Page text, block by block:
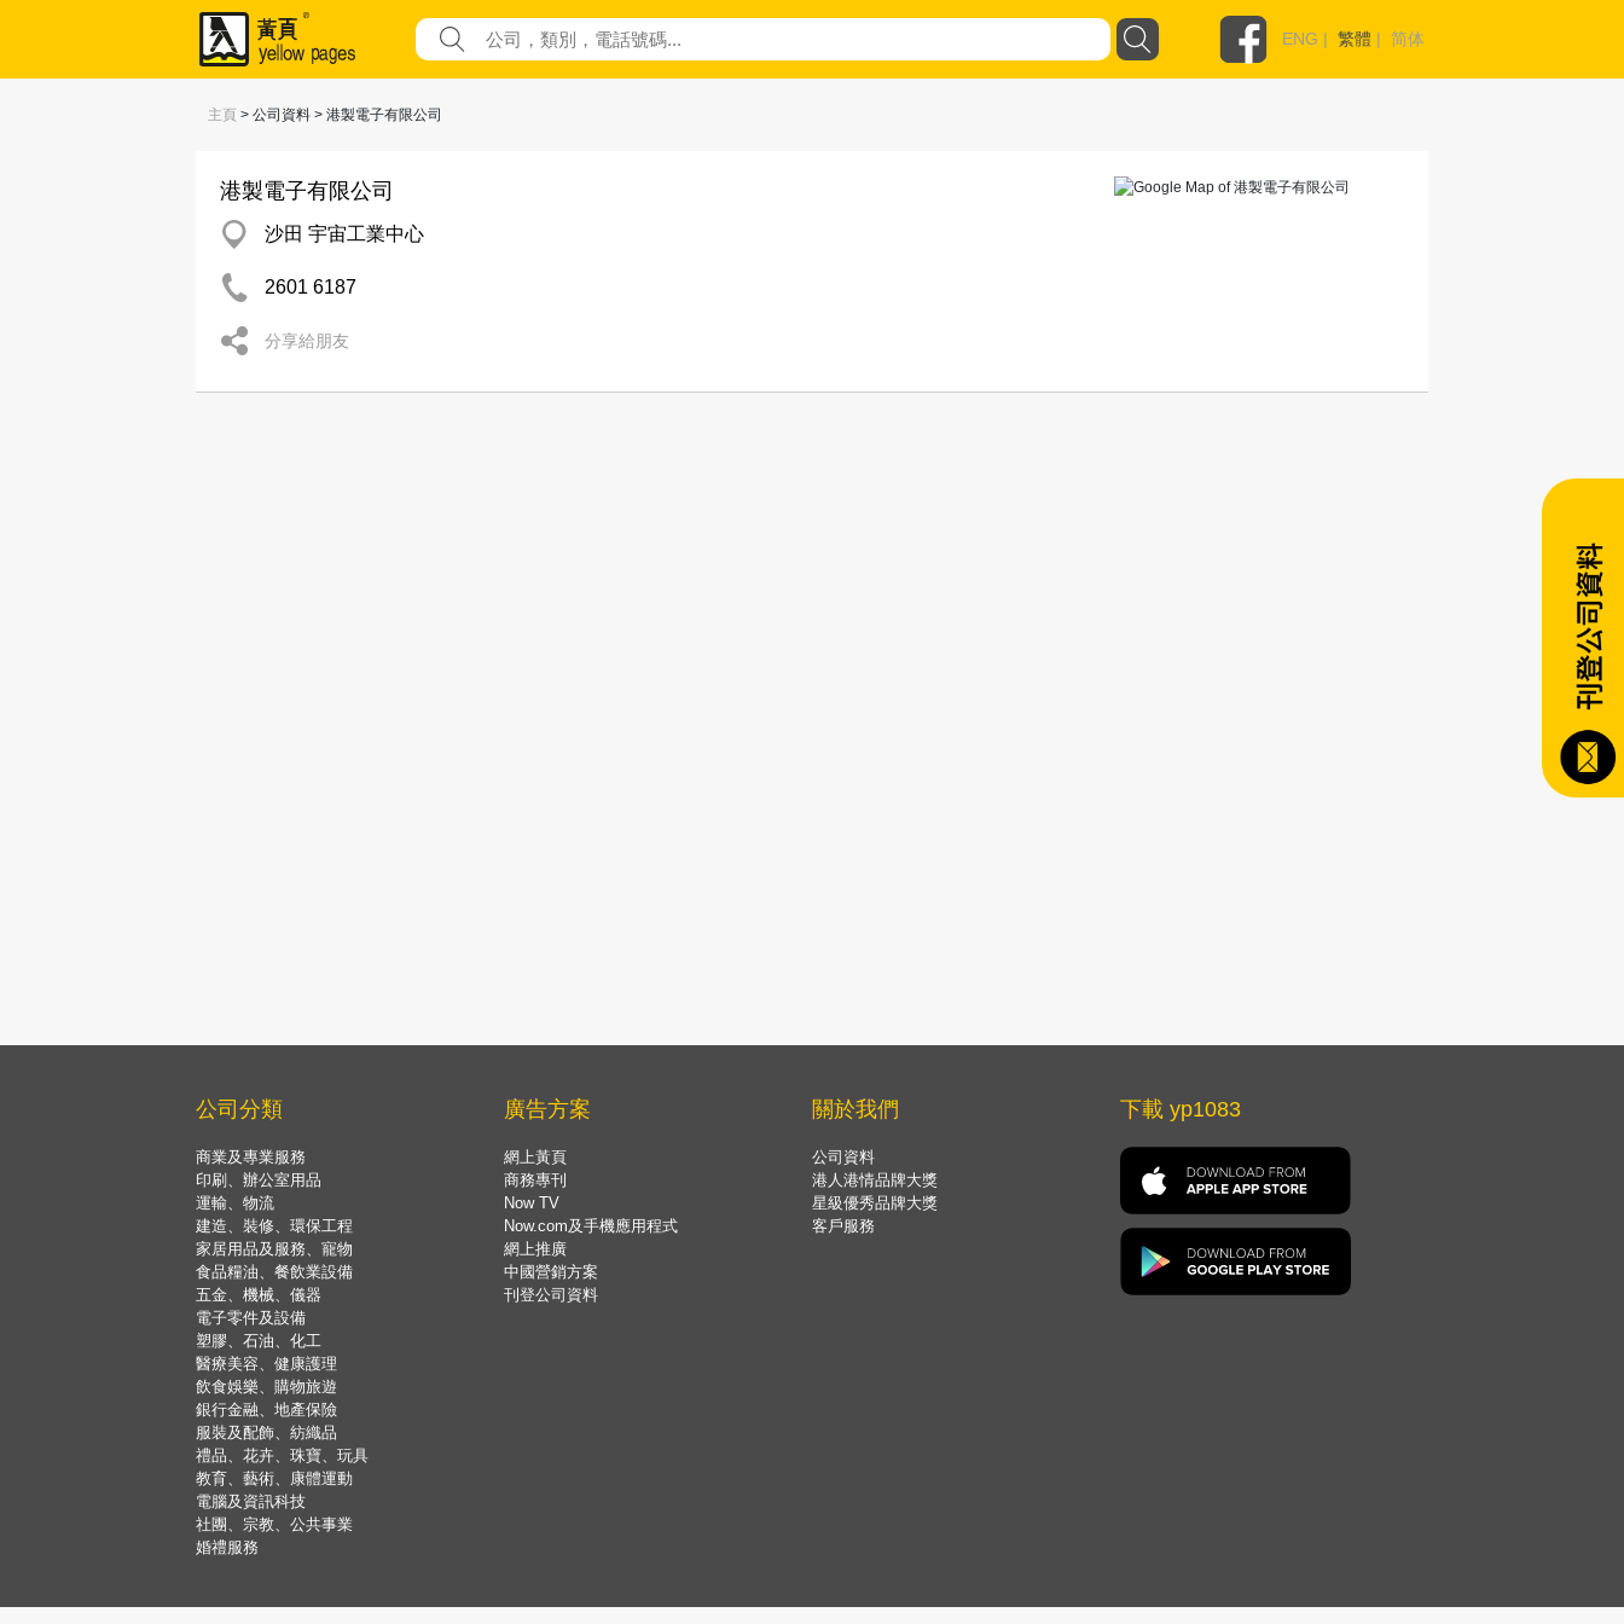
ENG | 繁體 | 简体
主頁 > 公司資料 > 港製電子有限公司
港製電子有限公司
沙田 宇宙工業中心
2601 6187
分享給朋友
公司分類
商業及專業服務
印刷、辦公室用品
運輸、物流
建造、裝修、環保工程
家居用品及服務、寵物
食品糧油、餐飲業設備
五金、機械、儀器
電子零件及設備
塑膠、石油、化工
醫療美容、健康護理
飲食娛樂、購物旅遊
銀行金融、地產保險
服裝及配飾、紡織品
禮品、花卉、珠寶、玩具
教育、藝術、康體運動
電腦及資訊科技
社團、宗教、公共事業
婚禮服務
廣告方案
網上黃頁
商務專刊
Now TV
Now.com及手機應用程式
網上推廣
中國營銷方案
刊登公司資料
關於我們
公司資料
港人港情品牌大獎
星級優秀品牌大獎
客戶服務
下載 yp1083